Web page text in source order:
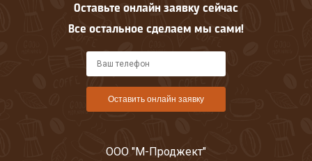
Оставьте онлайн заявку сейчас
Все остальное сделаем мы сами!
Оставить онлайн заявку
ООО "М-Проджект"